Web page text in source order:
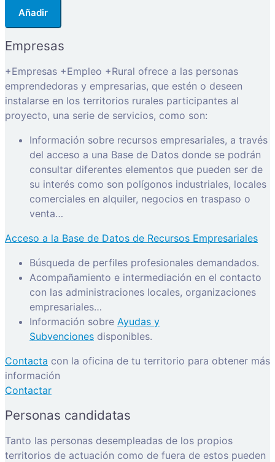
Añadir
Empresas
+Empresas +Empleo +Rural ofrece a las personas
emprendedoras y empresarias, que estén o deseen
instalarse en los territorios rurales participantes al
proyecto, una serie de servicios, como son:
Información sobre recursos empresariales, a través
del acceso a una Base de Datos donde se podrán
consultar diferentes elementos que pueden ser de
su interés como son polígonos industriales, locales
comerciales en alquiler, negocios en traspaso o
venta…
Acceso a la Base de Datos de Recursos Empresariales
Búsqueda de perfiles profesionales demandados.
Acompañamiento e intermediación en el contacto
con las administraciones locales, organizaciones
empresariales…
Información sobre Ayudas y
Subvenciones disponibles.
Contacta con la oficina de tu territorio para obtener más
información
Contactar
Personas candidatas
Tanto las personas desempleadas de los propios
territorios de actuación como de fuera de estos pueden